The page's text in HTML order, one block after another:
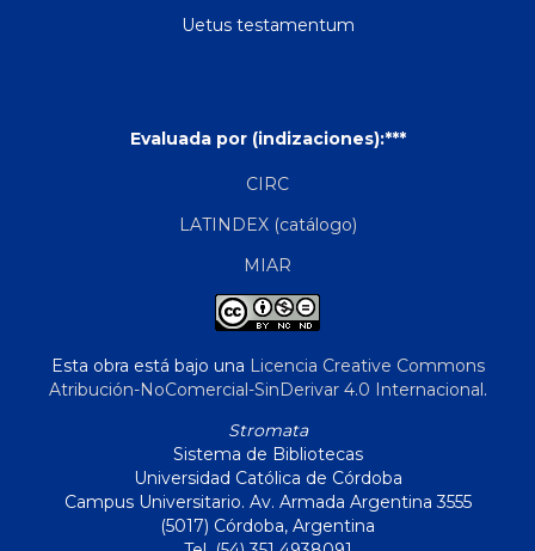
Uetus testamentum
Evaluada por (indizaciones):***
CIRC
LATINDEX (catálogo)
MIAR
Esta obra está bajo una Licencia Creative Commons
Atribución-NoComercial-SinDerivar 4.0 Internacional.
Stromata
Sistema de Bibliotecas
Universidad Católica de Córdoba
Campus Universitario. Av. Armada Argentina 3555
(5017) Córdoba, Argentina